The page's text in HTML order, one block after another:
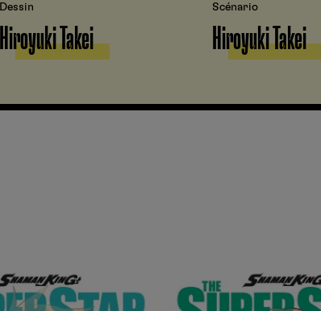
Dessin
Hiroyuki Takei
Scénario
Hiroyuki Takei